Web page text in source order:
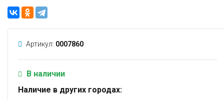
Артикул: 0007860
В наличии
Наличие в других городах: